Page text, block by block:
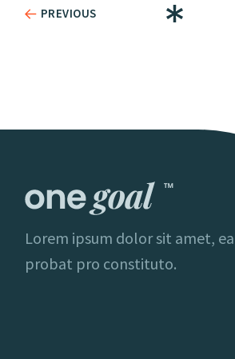
PREVIOUS
Lorem ipsum dolor sit amet, ea
probat pro constituto.